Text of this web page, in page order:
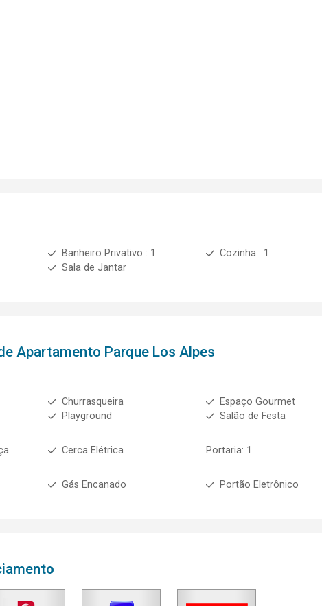
Banheiro Privativo : 1
Cozinha : 1
Sala de Jantar
Apartamento Parque Los Alpes
Churrasqueira
Espaço Gourmet
Playground
Salão de Festa
Cerca Elétrica
Portaria: 1
Gás Encanado Portão Eletrônico